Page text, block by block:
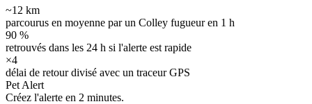
~12 km
parcourus en moyenne par un Colley fugueur en 1 h
90 %
retrouvés dans les 24 h si l'alerte est rapide
×4
délai de retour divisé avec un traceur GPS
Pet Alert
Créez l'alerte en 2 minutes.